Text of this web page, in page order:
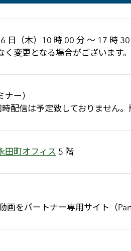
日（木）10 時 00 分 ～ 17 時
変更となる場合がございます。
ー）
配信は予定致しておりません
田町オフィス 5 階
画をパートナー専用サイト（